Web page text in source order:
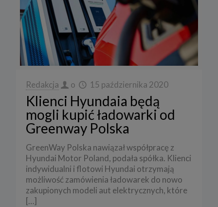
Redakcja o 15 października 2020
Klienci Hyundaia będą
mogli kupić ładowarki od
Greenway Polska
GreenWay Polska nawiązał współpracę z
Hyundai Motor Poland, podała spółka. Klienci
indywidualni i flotowi Hyundai otrzymają
możliwość zamówienia ładowarek do nowo
zakupionych modeli aut elektrycznych, które
[…]